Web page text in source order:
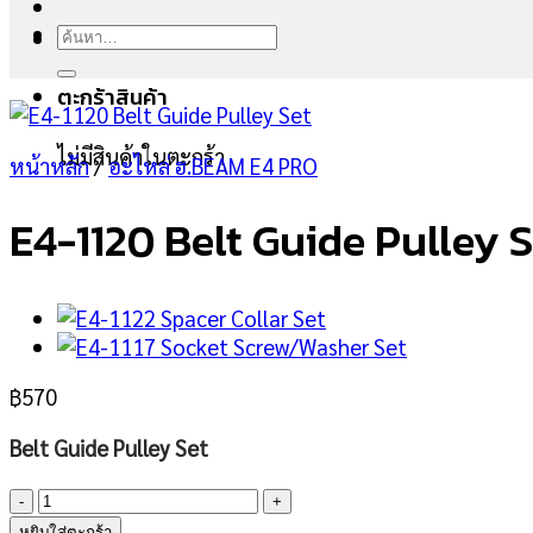
ตะกร้าสินค้า
ไม่มีสินค้าในตะกร้า
ค้นหา:
หน้าหลัก/อะไหล่ ฮ.BEAM E4 PRO
E4-1120 Belt Guide Pulley
฿570
Belt Guide Pulley Set
จำนวน
E4-